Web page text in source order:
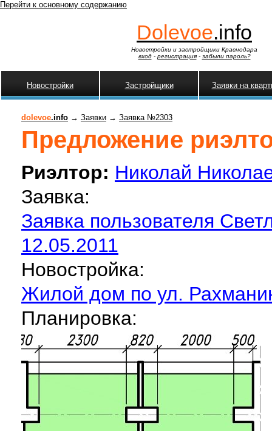
Перейти к основному содержанию
Dolevoe.info
Новостройки и застройщики Краснодара
вход- регистрация- забыли пароль?
Новостройки Застройщики Заявки на
dolevoe.info → Заявки → Заявка №2303
Предложение
Риэлтор: Николай
Заявка:
Заявка пользователя
12.05.2011
Новостройка:
Жилой дом по ул.
Планировка: